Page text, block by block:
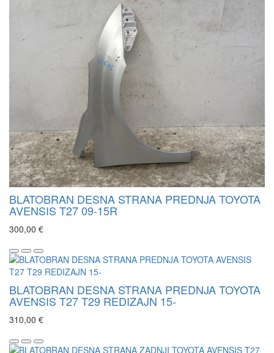
BLATOBRAN DESNA STRANA PREDNJA TOYOTA
AVENSIS T27 09-15R
300,00 €
BLATOBRAN DESNA STRANA PREDNJA TOYOTA
AVENSIS T27 T29 REDIZAJN 15-
310,00 €